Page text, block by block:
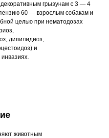
декоративным грызунам с 3 — 4
60 — взрослым собакам и
целью при нематодозах
дипилидиоз,
и
животным